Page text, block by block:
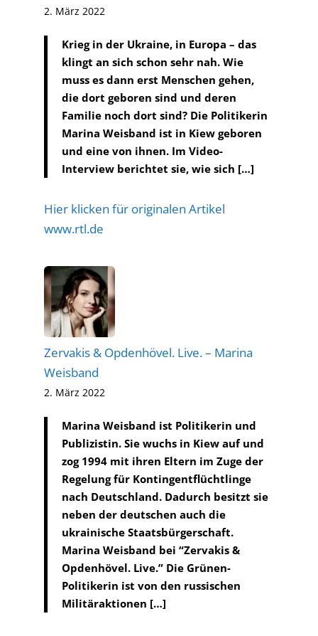
2. März 2022
Krieg in der Ukraine, in Europa – das
klingt an sich schon sehr nah. Wie
muss es dann erst Menschen gehen,
die dort geboren sind und deren
Familie noch dort sind? Die Politikerin
Marina Weisband ist in Kiew geboren
und eine von ihnen. Im Video-
Interview berichtet sie, wie sich […]
Hier klicken für originalen Artikel
www.rtl.de
Zervakis & Opdenhövel. Live. – Marina
Weisband
2. März 2022
Marina Weisband ist Politikerin und
Publizistin. Sie wuchs in Kiew auf und
zog 1994 mit ihren Eltern im Zuge der
Regelung für Kontingentflüchtlinge
nach Deutschland. Dadurch besitzt sie
neben der deutschen auch die
ukrainische Staatsbürgerschaft.
Marina Weisband bei “Zervakis &
Opdenhövel. Live.” Die Grünen-
Politikerin ist von den russischen
Militäraktionen […]